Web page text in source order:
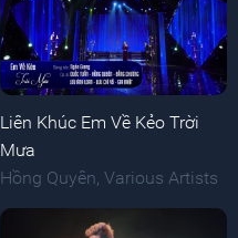
Liên Khúc Em Về Kẻo Trời
Mưa
Hồng Quyên, Various Artists